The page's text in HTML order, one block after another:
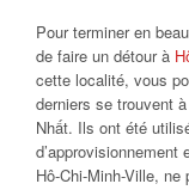
Pour terminer en
de faire un détour à
cette localité, vous
derniers se trouvent
Nhất. Ils ont été
Hô-Chi-Minh-Ville,